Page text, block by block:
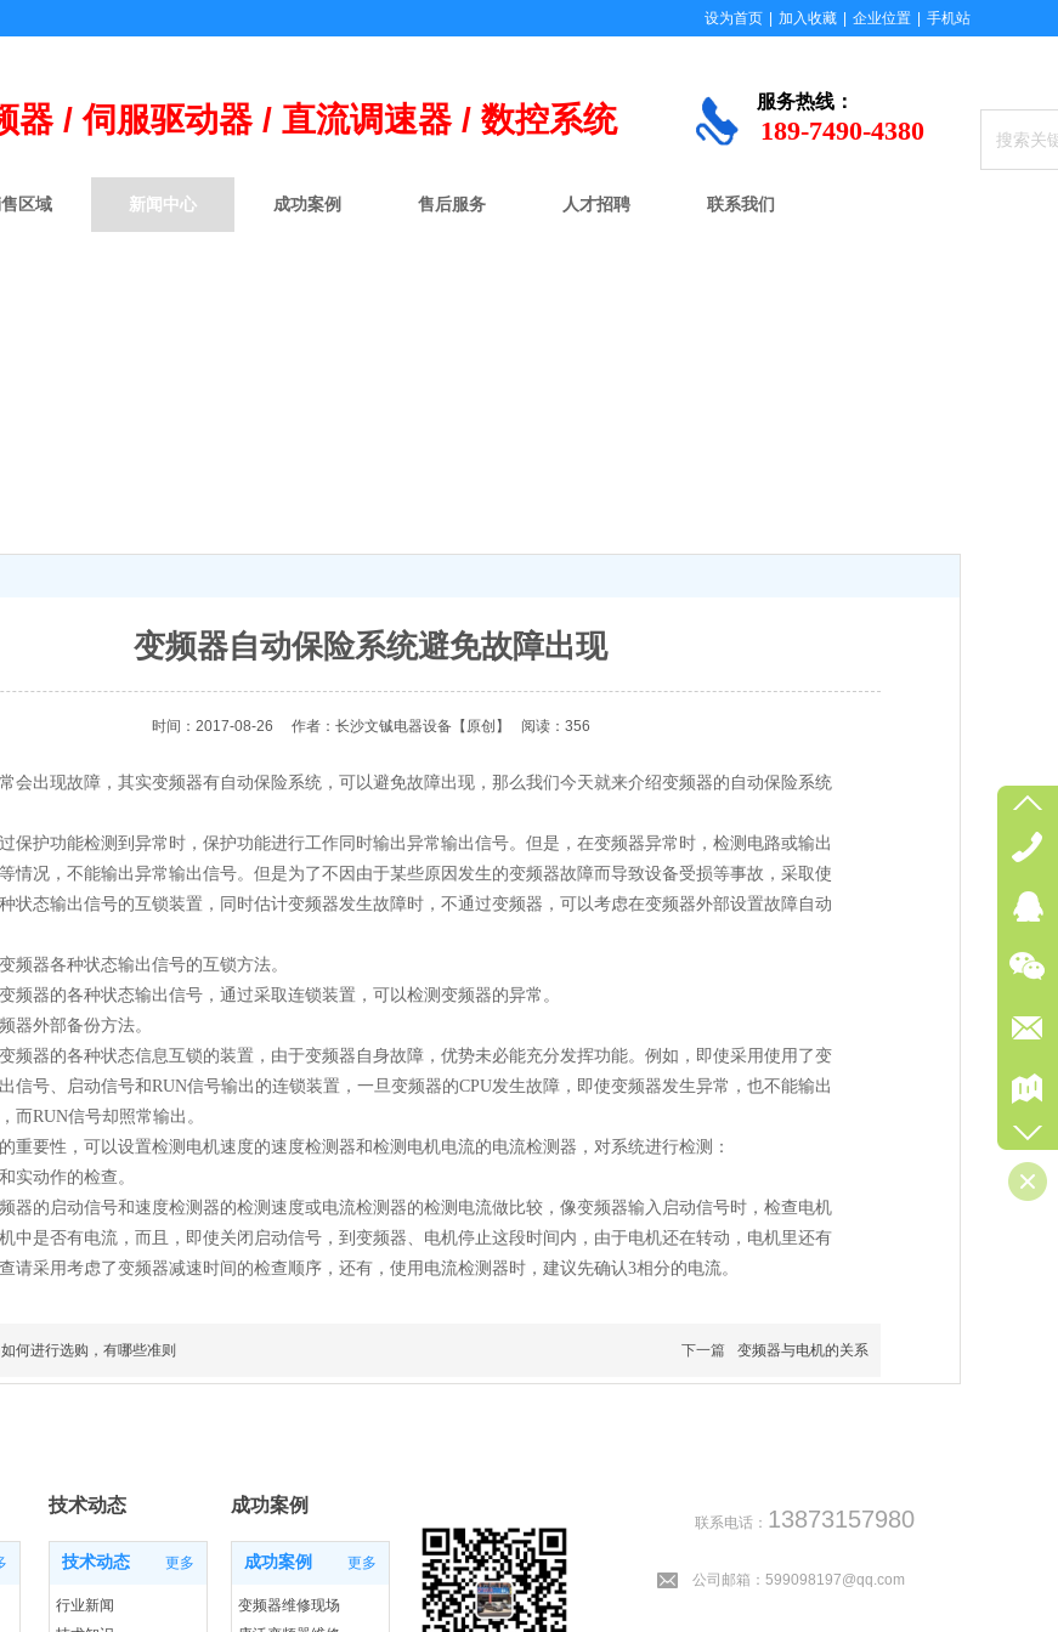
服务热线：
189-7490-4380
器 / 伺服驱动器 / 直流调速器 / 数控系统
区域 新闻中心 成功案例 售后服务 人才招聘 联系我们
设为首页 加入收藏 企业位置 手机站
变频器自动保险系统避免故障出现
时间：2017-08-26 作者：长沙文铖电器设备【原创】 阅读：356
出现故障，其实变频器有自动保险系统，可以避免故障出现，那么我们今天就来介绍变频器的自动保险系统
护功能检测到异常时，保护功能进行工作同时输出异常输出信号。但是，在变频器异常时，检测电路或输出
情况，不能输出异常输出信号。但是为了不因由于某些原因发生的变频器故障而导致设备受损等事故，采取使
状态输出信号的互锁装置，同时估计变频器发生故障时，不通过变频器，可以考虑在变频器外部设置故障自动
器各种状态输出信号的互锁方法。
器的各种状态输出信号，通过采取连锁装置，可以检测变频器的异常。
外部备份方法。
器的各种状态信息互锁的装置，由于变频器自身故障，优势未必能充分发挥功能。例如，即使采用使用了变
信号、启动信号和RUN信号输出的连锁装置，一旦变频器的CPU发生故障，即使变频器发生异常，也不能输出
而RUN信号却照常输出。
要性，可以设置检测电机速度的速度检测器和检测电机电流的电流检测器，对系统进行检测：
动作的检查。
的启动信号和速度检测器的检测速度或电流检测器的检测电流做比较，像变频器输入启动信号时，检查电机
中是否有电流，而且，即使关闭启动信号，到变频器、电机停止这段时间内，由于电机还在转动，电机里还有
请采用考虑了变频器减速时间的检查顺序，还有，使用电流检测器时，建议先确认3相分的电流。
何进行选购，有哪些准则 下一篇 变频器与电机的关系
技术动态 更多
行业新闻
成功案例 更多
变频器维修现场
联系电话： 13873157980
公司邮箱：599098197@qq.com
技术动态 成功案例